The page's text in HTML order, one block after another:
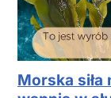
Morska